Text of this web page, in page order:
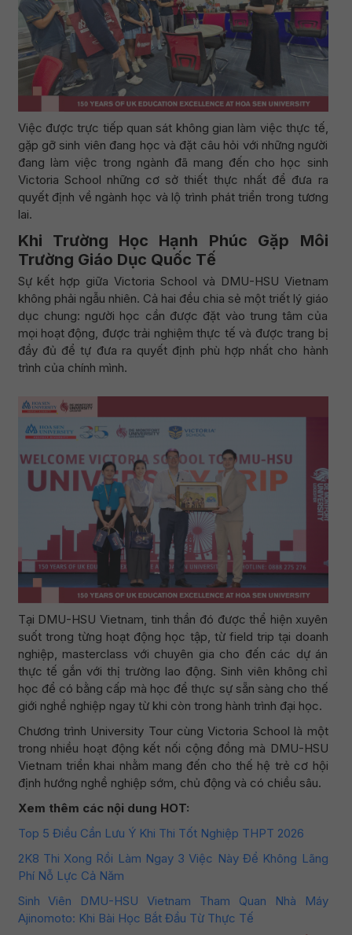
Việc được trực tiếp quan sát không gian làm việc thực tế,
gặp gỡ sinh viên đang học và đặt câu hỏi với những người
đang làm việc trong ngành đã mang đến cho học sinh
Victoria School những cơ sở thiết thực nhất để đưa ra
quyết định về ngành học và lộ trình phát triển trong tương
lai.
Khi Trường Học Hạnh Phúc Gặp Môi
Trường Giáo Dục Quốc Tế
Sự kết hợp giữa Victoria School và DMU-HSU Vietnam
không phải ngẫu nhiên. Cả hai đều chia sẻ một triết lý giáo
dục chung: người học cần được đặt vào trung tâm của
mọi hoạt động, được trải nghiệm thực tế và được trang bị
đầy đủ để tự đưa ra quyết định phù hợp nhất cho hành
trình của chính mình.
Tại DMU-HSU Vietnam, tinh thần đó được thể hiện xuyên
suốt trong từng hoạt động học tập, từ field trip tại doanh
nghiệp, masterclass với chuyên gia cho đến các dự án
thực tế gắn với thị trường lao động. Sinh viên không chỉ
học để có bằng cấp mà học để thực sự sẵn sàng cho thế
giới nghề nghiệp ngay từ khi còn trong hành trình đại học.
Chương trình University Tour cùng Victoria School là một
trong nhiều hoạt động kết nối cộng đồng mà DMU-HSU
Vietnam triển khai nhằm mang đến cho thế hệ trẻ cơ hội
định hướng nghề nghiệp sớm, chủ động và có chiều sâu.
Xem thêm các nội dung HOT:
Top 5 Điều Cần Lưu Ý Khi Thi Tốt Nghiệp THPT 2026
2K8 Thi Xong Rồi Làm Ngay 3 Việc Này Để Không Lãng
Phí Nỗ Lực Cả Năm
Sinh Viên DMU-HSU Vietnam Tham Quan Nhà Máy
Ajinomoto: Khi Bài Học Bắt Đầu Từ Thực Tế